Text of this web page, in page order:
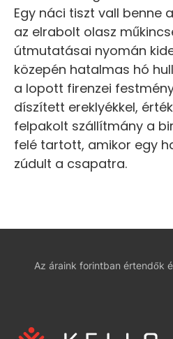
Egy náci tiszt vall benne
az elrabolt olasz
útmutatásai nyomán
közepén hatalmas hó
a lopott firenzei
díszített ereklyékkel,
felpakolt szállítmány a
felé tartott, amikor egy
zúdult a csapatra.
Az áraink forintban értendők